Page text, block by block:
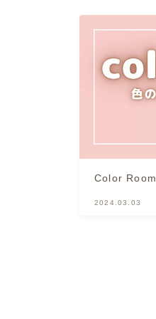
Color Room
2024.03.03